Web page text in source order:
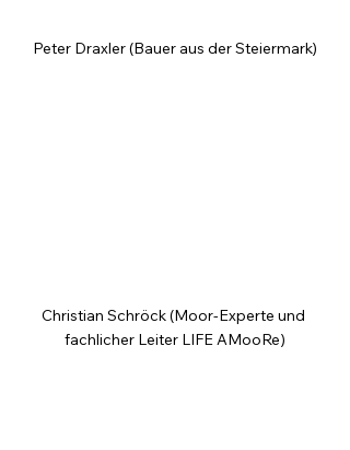
Peter Draxler (Bauer aus der Steiermark)
Christian Schröck (Moor-Experte und
fachlicher Leiter LIFE AMooRe)